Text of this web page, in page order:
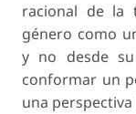
racional de la
género como
y no desde
conformar un
una